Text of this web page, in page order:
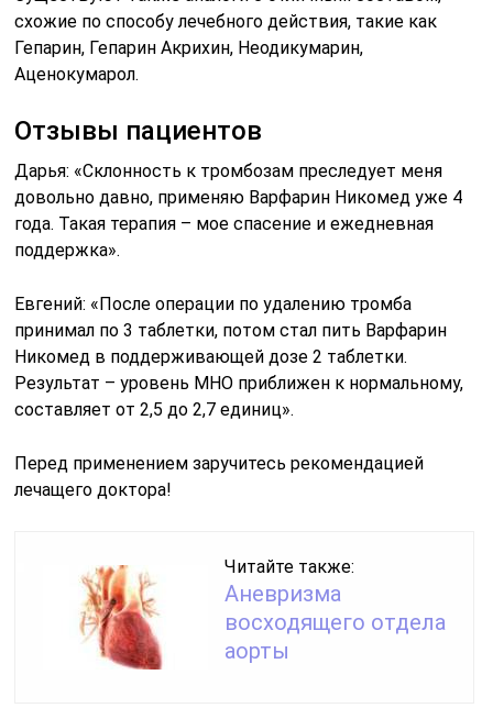
схожие по способу лечебного действия, такие как
Гепарин, Гепарин Акрихин, Неодикумарин,
Аценокумарол.
Отзывы пациентов
Дарья: «Склонность к тромбозам преследует меня
довольно давно, применяю Варфарин Никомед уже 4
года. Такая терапия – мое спасение и ежедневная
поддержка».
Евгений: «После операции по удалению тромба
принимал по 3 таблетки, потом стал пить Варфарин
Никомед в поддерживающей дозе 2 таблетки.
Результат – уровень МНО приближен к нормальному,
составляет от 2,5 до 2,7 единиц».
Перед применением заручитесь рекомендацией
лечащего доктора!
Читайте также:
Аневризма
восходящего отдела
аорты